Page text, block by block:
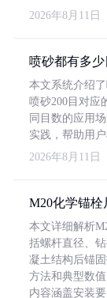
2026年8月11日
喷砂都有多少
本文系统介绍
喷砂200目对应
同目数的应用
实践，帮助用
2026年8月11日
M20化学锚
本文详细解析
括螺杆直径、
凝土结构后锚
方法和典型数
内容涵盖安装